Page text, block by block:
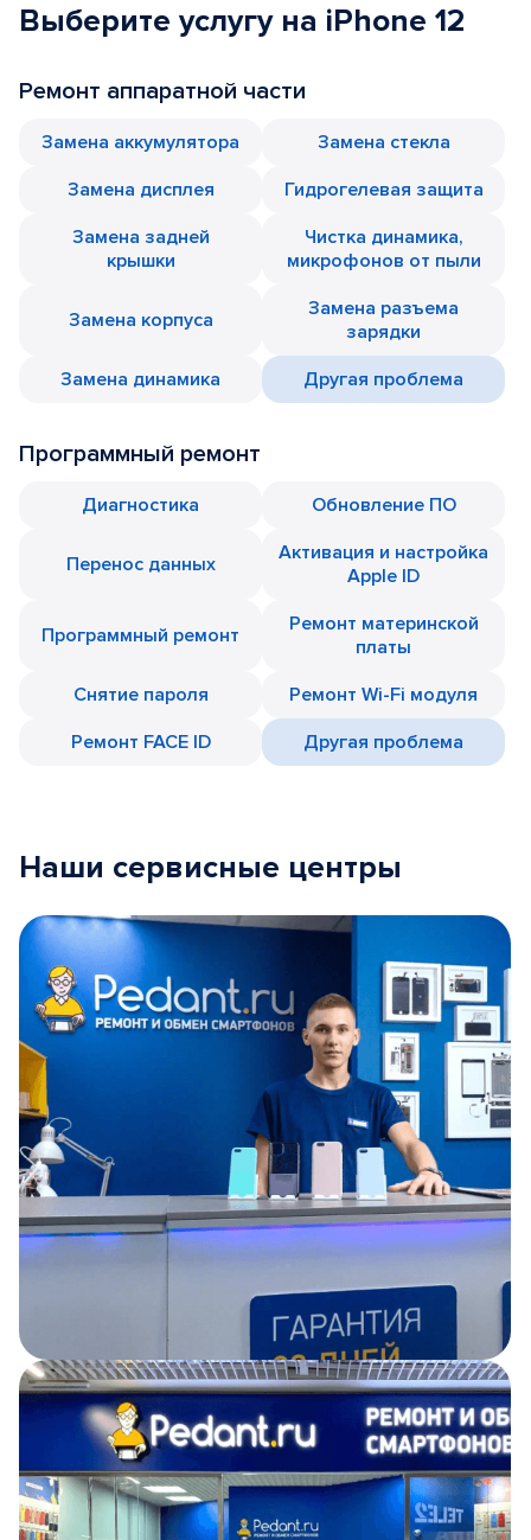
Выберите услугу на iPhone 12
Ремонт аппаратной части
Замена аккумулятора
Замена стекла
Замена дисплея
Гидрогелевая защита
Замена задней
крышки
Чистка динамика,
микрофонов от пыли
Замена корпуса
Замена разъема
зарядки
Замена динамика
Другая проблема
Программный ремонт
Диагностика Обновление ПО
Перенос данных
Активация и настройка
Apple ID
Программный ремонт
Ремонт материнской
платы
Снятие пароля
Ремонт Wi-Fi модуля
Ремонт FACE ID
Другая проблема
Наши сервисные центры